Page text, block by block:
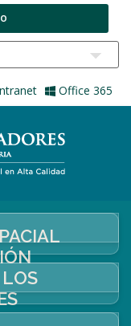
Office 365